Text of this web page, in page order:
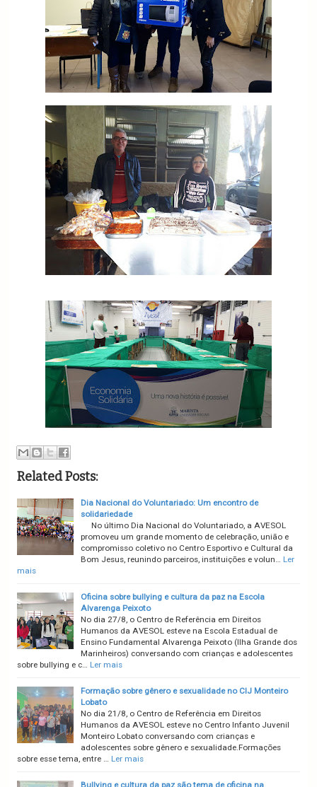
Related Posts:
Dia Nacional do Voluntariado: Um encontro de
solidariedade
No último Dia Nacional do Voluntariado, a AVESOL
promoveu um grande momento de celebração, união e
compromisso coletivo no Centro Esportivo e Cultural da
Bom Jesus, reunindo parceiros, instituições e volun… Ler
mais
Oficina sobre bullying e cultura da paz na Escola
Alvarenga Peixoto
No dia 27/8, o Centro de Referência em Direitos
Humanos da AVESOL esteve na Escola Estadual de
Ensino Fundamental Alvarenga Peixoto (Ilha Grande dos
Marinheiros) conversando com crianças e adolescentes
sobre bullying e c… Ler mais
Formação sobre gênero e sexualidade no CIJ Monteiro
Lobato
No dia 21/8, o Centro de Referência em Direitos
Humanos da AVESOL esteve no Centro Infanto Juvenil
Monteiro Lobato conversando com crianças e
adolescentes sobre gênero e sexualidade.Formações
sobre esse tema, entre … Ler mais